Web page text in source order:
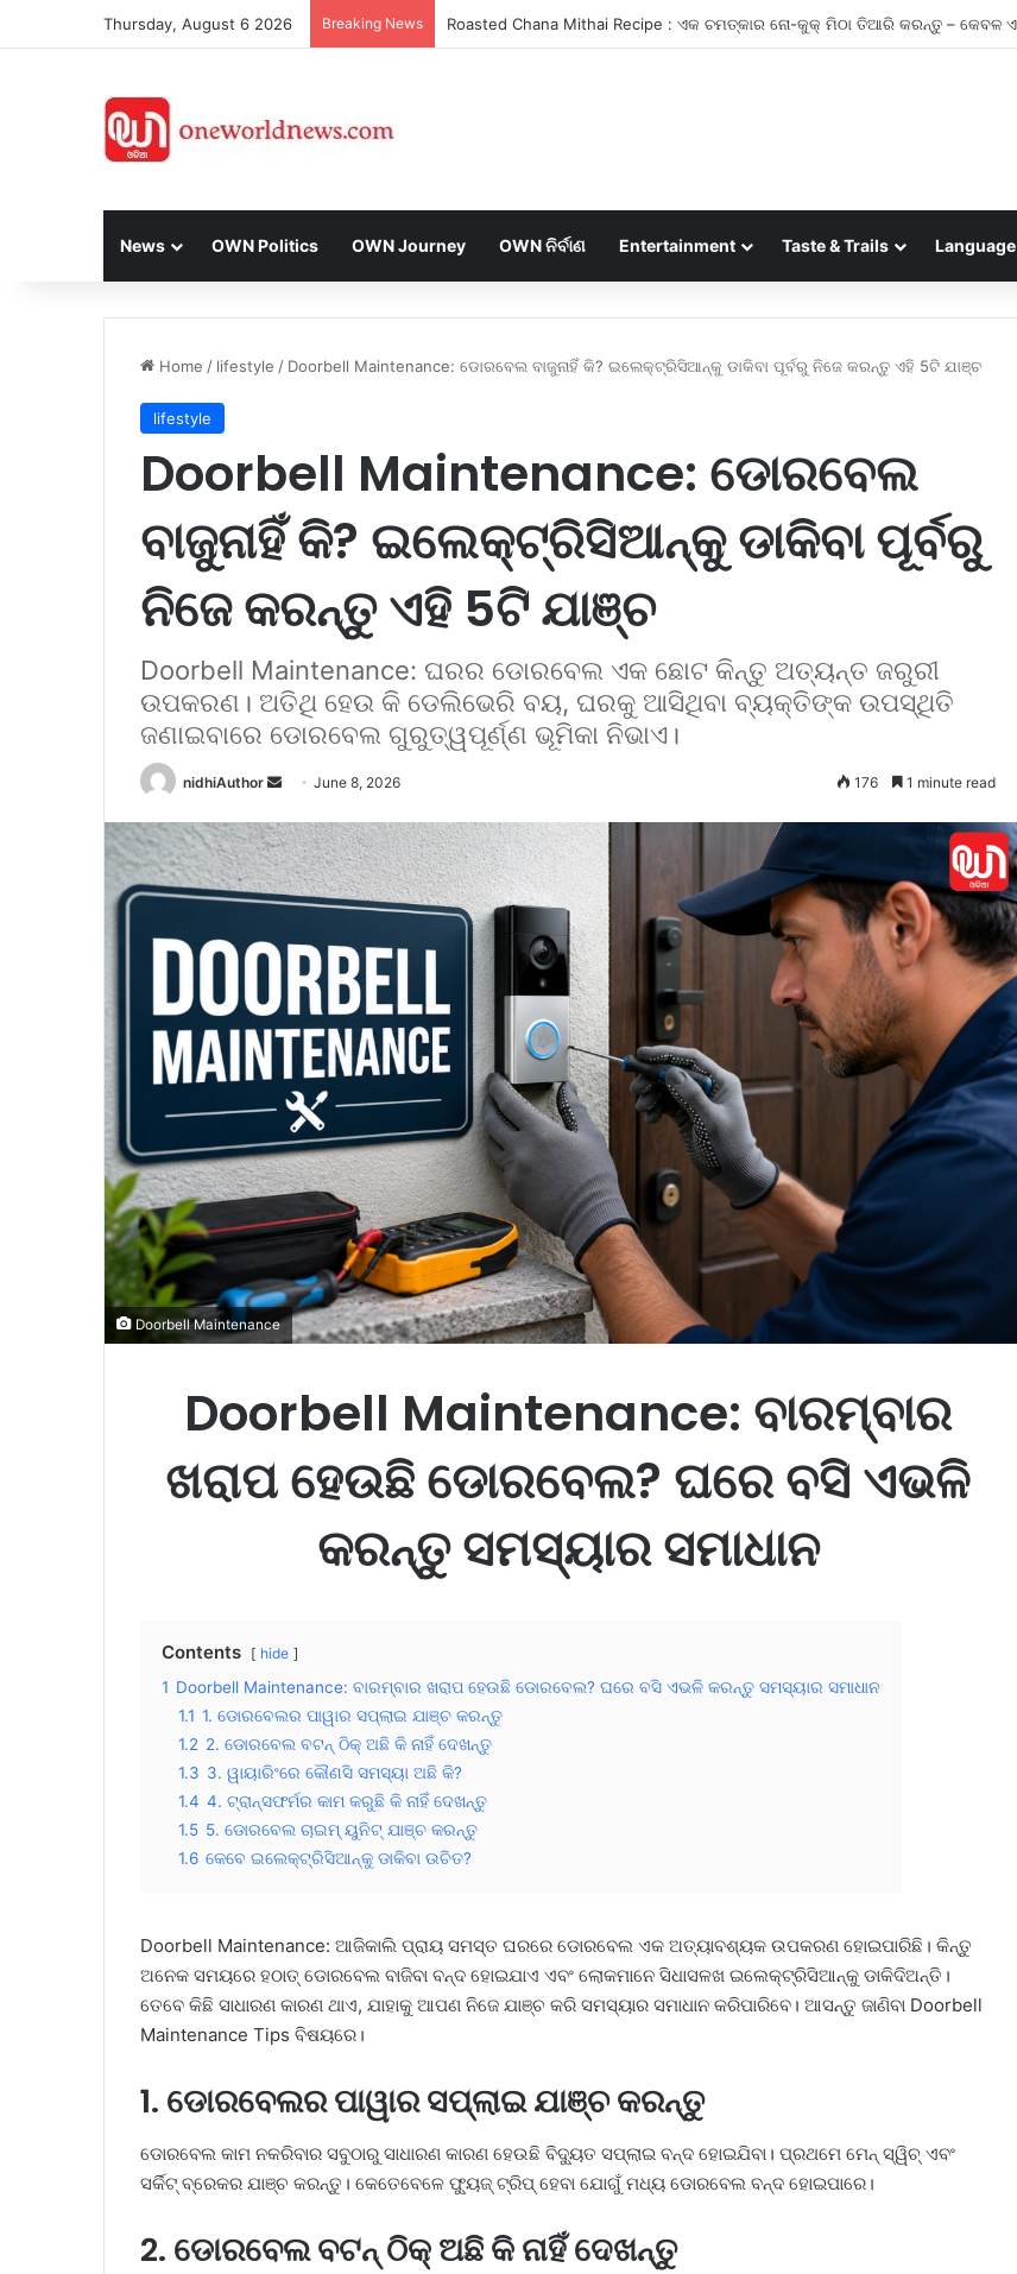
Thursday, August 6 2026 Breaking News
News OWN Politics OWN Journey OWN ନିର୍ବାଣ Entertainment Taste & Trails Language
Home / lifestyle / Doorbell Maintenance: ଡୋରବେଲ ବାଜୁନାହିଁ କି? ଇଲେକ୍ଟ୍ରିସିଆନ୍‌କୁ ଡାକିବା ପୂର୍ବରୁ ନିଜେ କରନ୍ତୁ ଏହି 5ଟି ଯାଞ୍ଚ
lifestyle
Doorbell Maintenance: ଡୋରବେଲ
ବାଜୁନାହିଁ କି? ଇଲେକ୍ଟ୍ରିସିଆନ୍‌କୁ ଡାକିବା ପୂର୍ବରୁ
ନିଜେ କରନ୍ତୁ ଏହି 5ଟି ଯାଞ୍ଚ
Doorbell Maintenance: ଘରର ଡୋରବେଲ ଏକ ଛୋଟ କିନ୍ତୁ ଅତ୍ୟନ୍ତ ଜରୁରୀ
ଉପକରଣ। ଅତିଥି ହେଉ କି ଡେଲିଭେରି ବୟ, ଘରକୁ ଆସିଥିବା ବ୍ୟକ୍ତିଙ୍କ ଉପସ୍ଥିତି
ଜଣାଇବାରେ ଡୋରବେଲ ଗୁରୁତ୍ୱପୂର୍ଣ୍ଣ ଭୂମିକା ନିଭାଏ।
nidhiAuthor
n
d
a
a
i
June 8, 2026 176 1 minute read
Doorbell Maintenance
Doorbell Maintenance: ବାରମ୍ବାର
ଖରାପ ହେଉଛି ଡୋରବେଲ? ଘରେ ବସି ଏଭଳି
କରନ୍ତୁ ସମସ୍ୟାର ସମାଧାନ
Contents hide
1 Doorbell Maintenance: ବାରମ୍ବାର ଖରାପ ହେଉଛି ଡୋରବେଲ? ଘରେ ବସି ଏଭଳି କରନ୍ତୁ ସମସ୍ୟାର ସମାଧାନ
1.1 1. ଡୋରବେଲର ପାୱାର ସପ୍ଲାଇ ଯାଞ୍ଚ କରନ୍ତୁ
1.2 2. ଡୋରବେଲ ବଟନ୍ ଠିକ୍ ଅଛି କି ନାହିଁ ଦେଖନ୍ତୁ
1.3 3. ୱାୟାରିଂରେ କୌଣସି ସମସ୍ୟା ଅଛି କି?
1.4 4. ଟ୍ରାନ୍ସଫର୍ମର କାମ କରୁଛି କି ନାହିଁ ଦେଖନ୍ତୁ
1.5 5. ଡୋରବେଲ ଚାଇମ୍ ୟୁନିଟ୍ ଯାଞ୍ଚ କରନ୍ତୁ
1.6 କେବେ ଇଲେକ୍ଟ୍ରିସିଆନ୍‌କୁ ଡାକିବା ଉଚିତ?
Doorbell Maintenance: ଆଜିକାଲି ପ୍ରାୟ ସମସ୍ତ ଘରରେ ଡୋରବେଲ ଏକ ଅତ୍ୟାବଶ୍ୟକ ଉପକରଣ ହୋଇପାରିଛି। କିନ୍ତୁ
ଅନେକ ସମୟରେ ହଠାତ୍ ଡୋରବେଲ ବାଜିବା ବନ୍ଦ ହୋଇଯାଏ ଏବଂ ଲୋକମାନେ ସିଧାସଳଖ ଇଲେକ୍ଟ୍ରିସିଆନ୍‌କୁ ଡାକିଦିଅନ୍ତି।
ତେବେ କିଛି ସାଧାରଣ କାରଣ ଥାଏ, ଯାହାକୁ ଆପଣ ନିଜେ ଯାଞ୍ଚ କରି ସମସ୍ୟାର ସମାଧାନ କରିପାରିବେ। ଆସନ୍ତୁ ଜାଣିବା Doorbell
Maintenance Tips ବିଷୟରେ।
1. ଡୋରବେଲର ପାୱାର ସପ୍ଲାଇ ଯାଞ୍ଚ କରନ୍ତୁ
ଡୋରବେଲ କାମ ନକରିବାର ସବୁଠାରୁ ସାଧାରଣ କାରଣ ହେଉଛି ବିଦ୍ୟୁତ ସପ୍ଲାଇ ବନ୍ଦ ହୋଇଯିବା। ପ୍ରଥମେ ମେନ୍ ସ୍ୱିଚ୍ ଏବଂ
ସର୍କିଟ୍ ବ୍ରେକର ଯାଞ୍ଚ କରନ୍ତୁ। କେତେବେଳେ ଫ୍ୟୁଜ୍ ଟ୍ରିପ୍ ହେବା ଯୋଗୁଁ ମଧ୍ୟ ଡୋରବେଲ ବନ୍ଦ ହୋଇପାରେ।
2. ଡୋରବେଲ ବଟନ୍ ଠିକ୍ ଅଛି କି ନାହିଁ ଦେଖନ୍ତୁ